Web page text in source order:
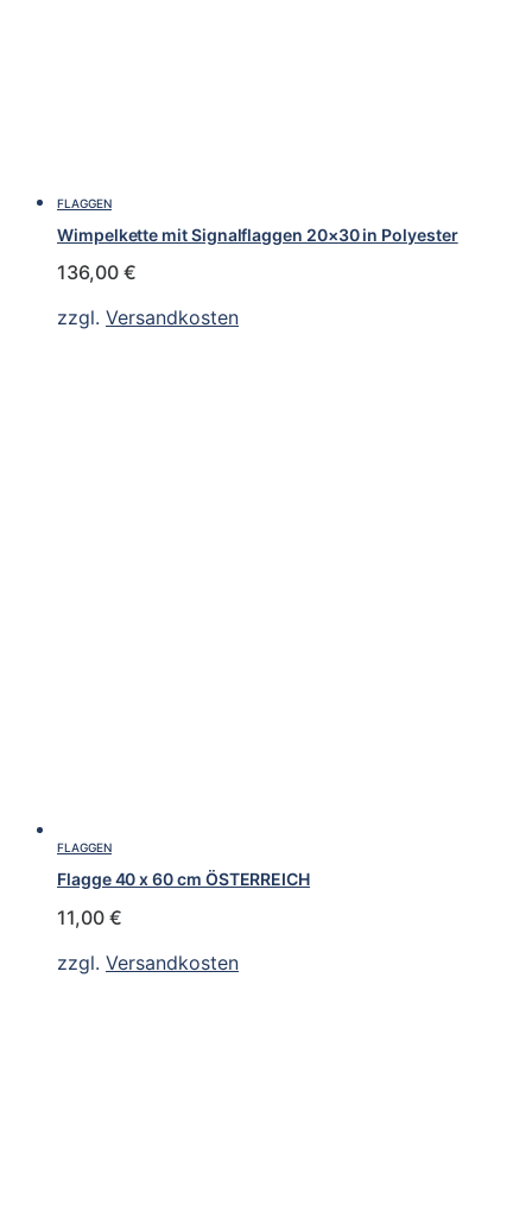
FLAGGEN
Wimpelkette mit Signalflaggen 20×30 in Polyester
136,00 €
zzgl. Versandkosten
FLAGGEN
Flagge 40 x 60 cm ÖSTERREICH
11,00 €
zzgl. Versandkosten